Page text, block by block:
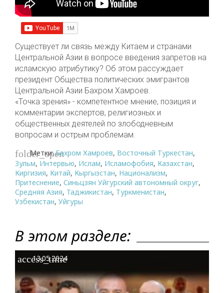
Существует ли связь между Китаем и странами
Центральной Азии в вопросе введения запретов на
исламскую атрибутику? Об этом рассуждает
президент Общества политических эмигрантов
Центральной Азии Бахром Хамроев.
«Точка зрения» - компетентное мнение, позиция и
комментарии экспертов, религиозных и
общественных деятелей по злободневным
вопросам и острым проблемам.
folder_open
Метки:Бахром Хамроев, Восточный Туркестан,
Зульм, Интервью, Ислам, Исламофобия, Казахстан,
Киргизия, Китай, Кыргызстан, Национализм,
Притеснение, Синьцзян Уйгурский автономный округ,
Средняя Азия, Таджикистан, Туркменистан,
Узбекистан, Уйгуры
В этом разделе:
access_time
13.05.2024